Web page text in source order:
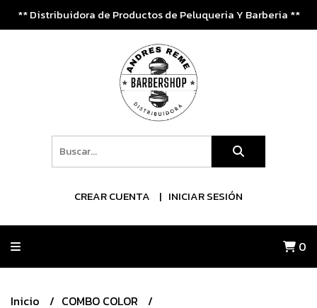
** Distribuidora de Productos de Peluqueria Y Barberia **
CREAR CUENTA INICIAR SESIÓN
0
Inicio
COMBO COLOR